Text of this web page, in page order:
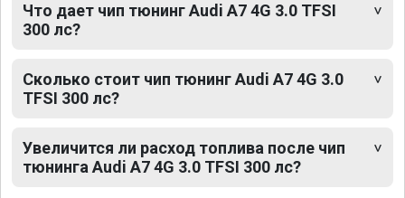
Что дает чип тюнинг Audi A7 4G 3.0 TFSI
300 лс?
Сколько стоит чип тюнинг Audi A7 4G 3.0
TFSI 300 лс?
Увеличится ли расход топлива после чип
тюнинга Audi A7 4G 3.0 TFSI 300 лс?